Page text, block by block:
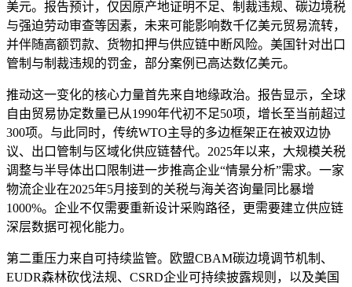
美元。报告预计，仅因原产地证明不足、制裁违规、碳边境税
与强迫劳动审查等因素，未来可能影响数千亿美元贸易流转，
并伴随高额罚款、货物扣押与供应链中断风险。美国针对出口
管制与制裁违规的罚金，部分案例已高达数亿美元。
推动这一变化的核心力量首先来自地缘政治。报告显示，全球
自由贸易协定数量已从1990年代初不足50项，增长至当前超过
300项。与此同时，传统WTO主导的多边框架正在被双边协
议、出口管制与区域化供应链替代。2025年以来，大规模关税
调整与半导体出口限制进一步推高企业“情景分析”需求。一家
物流企业在2025年5月接到的关税与海关咨询量同比暴增
1000%。企业不仅需要重新设计采购路径，更需要建立供应链
深层数据可视化能力。
第二重压力来自可持续监管。欧盟CBAM碳边境调节机制、
EUDR森林砍伐法规、CSRD企业可持续披露规则，以及美国